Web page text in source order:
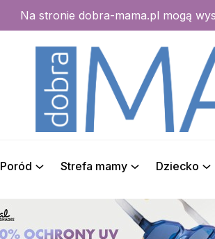
Na stronie dobra-mama.pl mogą
Poród Strefa mamy Dziecko